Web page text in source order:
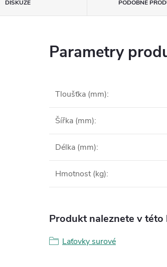
DISKUZE PODOBNÉ
Parametry
Tloušťka (mm):
Šířka (mm):
Délka (mm):
Hmotnost (kg):
Produkt naleznete v této
Laťovky surové